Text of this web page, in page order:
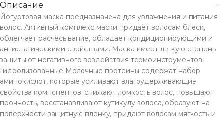
Описание
Йогуртовая маска предназначена для увлажнения и питания
волос. Активный комплекс маски придаёт волосам блеск,
облегчает расчёсывание, обладает кондиционирующими и
антистатическими свойствами. Маска имеет легкую степень
защиты от негативного воздействия термоинструментов.
Гидролизованные Молочные протеины содержат набор
аминокислот, которые усиливают влагоудерживающие
свойства компонентов, снижают ломкость волос, повышают
прочность, восстанавливают кутикулу волоса, образуют на
поверхности защитную плёнку, придают волосам мягкость и